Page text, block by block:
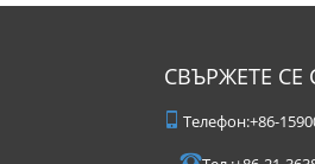
СВЪРЖЕТЕ СЕ
Телефон:+86-